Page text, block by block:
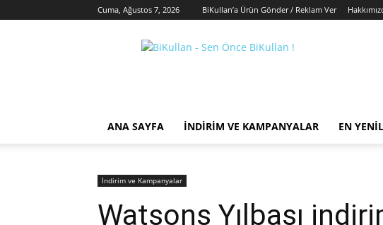
Cuma, Ağustos 7, 2026 BiKullan’a Ürün Gönder / Reklam Ver
BiKullan
ANA SAYFA İNDIRIM VE KAMPANYALAR EN
İndirim ve Kampanyalar
Watsons Yılbaşı